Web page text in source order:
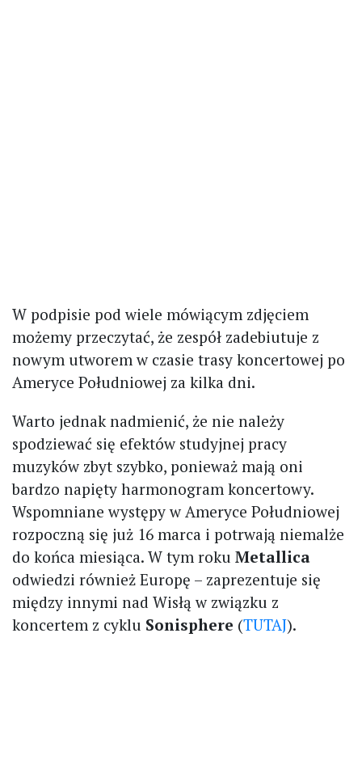
W podpisie pod wiele mówiącym zdjęciem
możemy przeczytać, że zespół zadebiutuje z
nowym utworem w czasie trasy koncertowej po
Ameryce Południowej za kilka dni.
Warto jednak nadmienić, że nie należy
spodziewać się efektów studyjnej pracy
muzyków zbyt szybko, ponieważ mają oni
bardzo napięty harmonogram koncertowy.
Wspomniane występy w Ameryce Południowej
rozpoczną się już 16 marca i potrwają niemalże
do końca miesiąca. W tym roku Metallica
odwiedzi również Europę – zaprezentuje się
między innymi nad Wisłą w związku z
koncertem z cyklu Sonisphere (TUTAJ).